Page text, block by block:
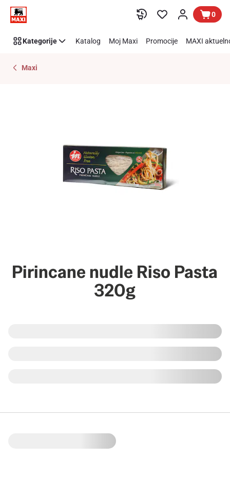
Preskoči link 0
Kategorije Katalog Moj Maxi Promocije MAXI
Maxi
Pirincane nudle Riso Pasta
320g